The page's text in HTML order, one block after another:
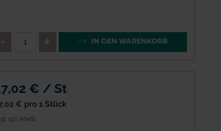
QTY_CONTROL_DECREASE
IN DEN WARENKORB
€ / St
€ pro 1 Stück
19% MwSt.